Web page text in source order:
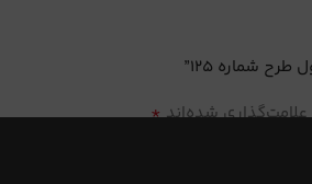
شماره 125”
شده‌اند*